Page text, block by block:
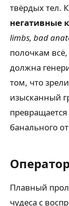
твёрдых тел.
негативные
limbs, bad
полочкам
должна
том, что
изысканный
банального
Плавный
чудеса с